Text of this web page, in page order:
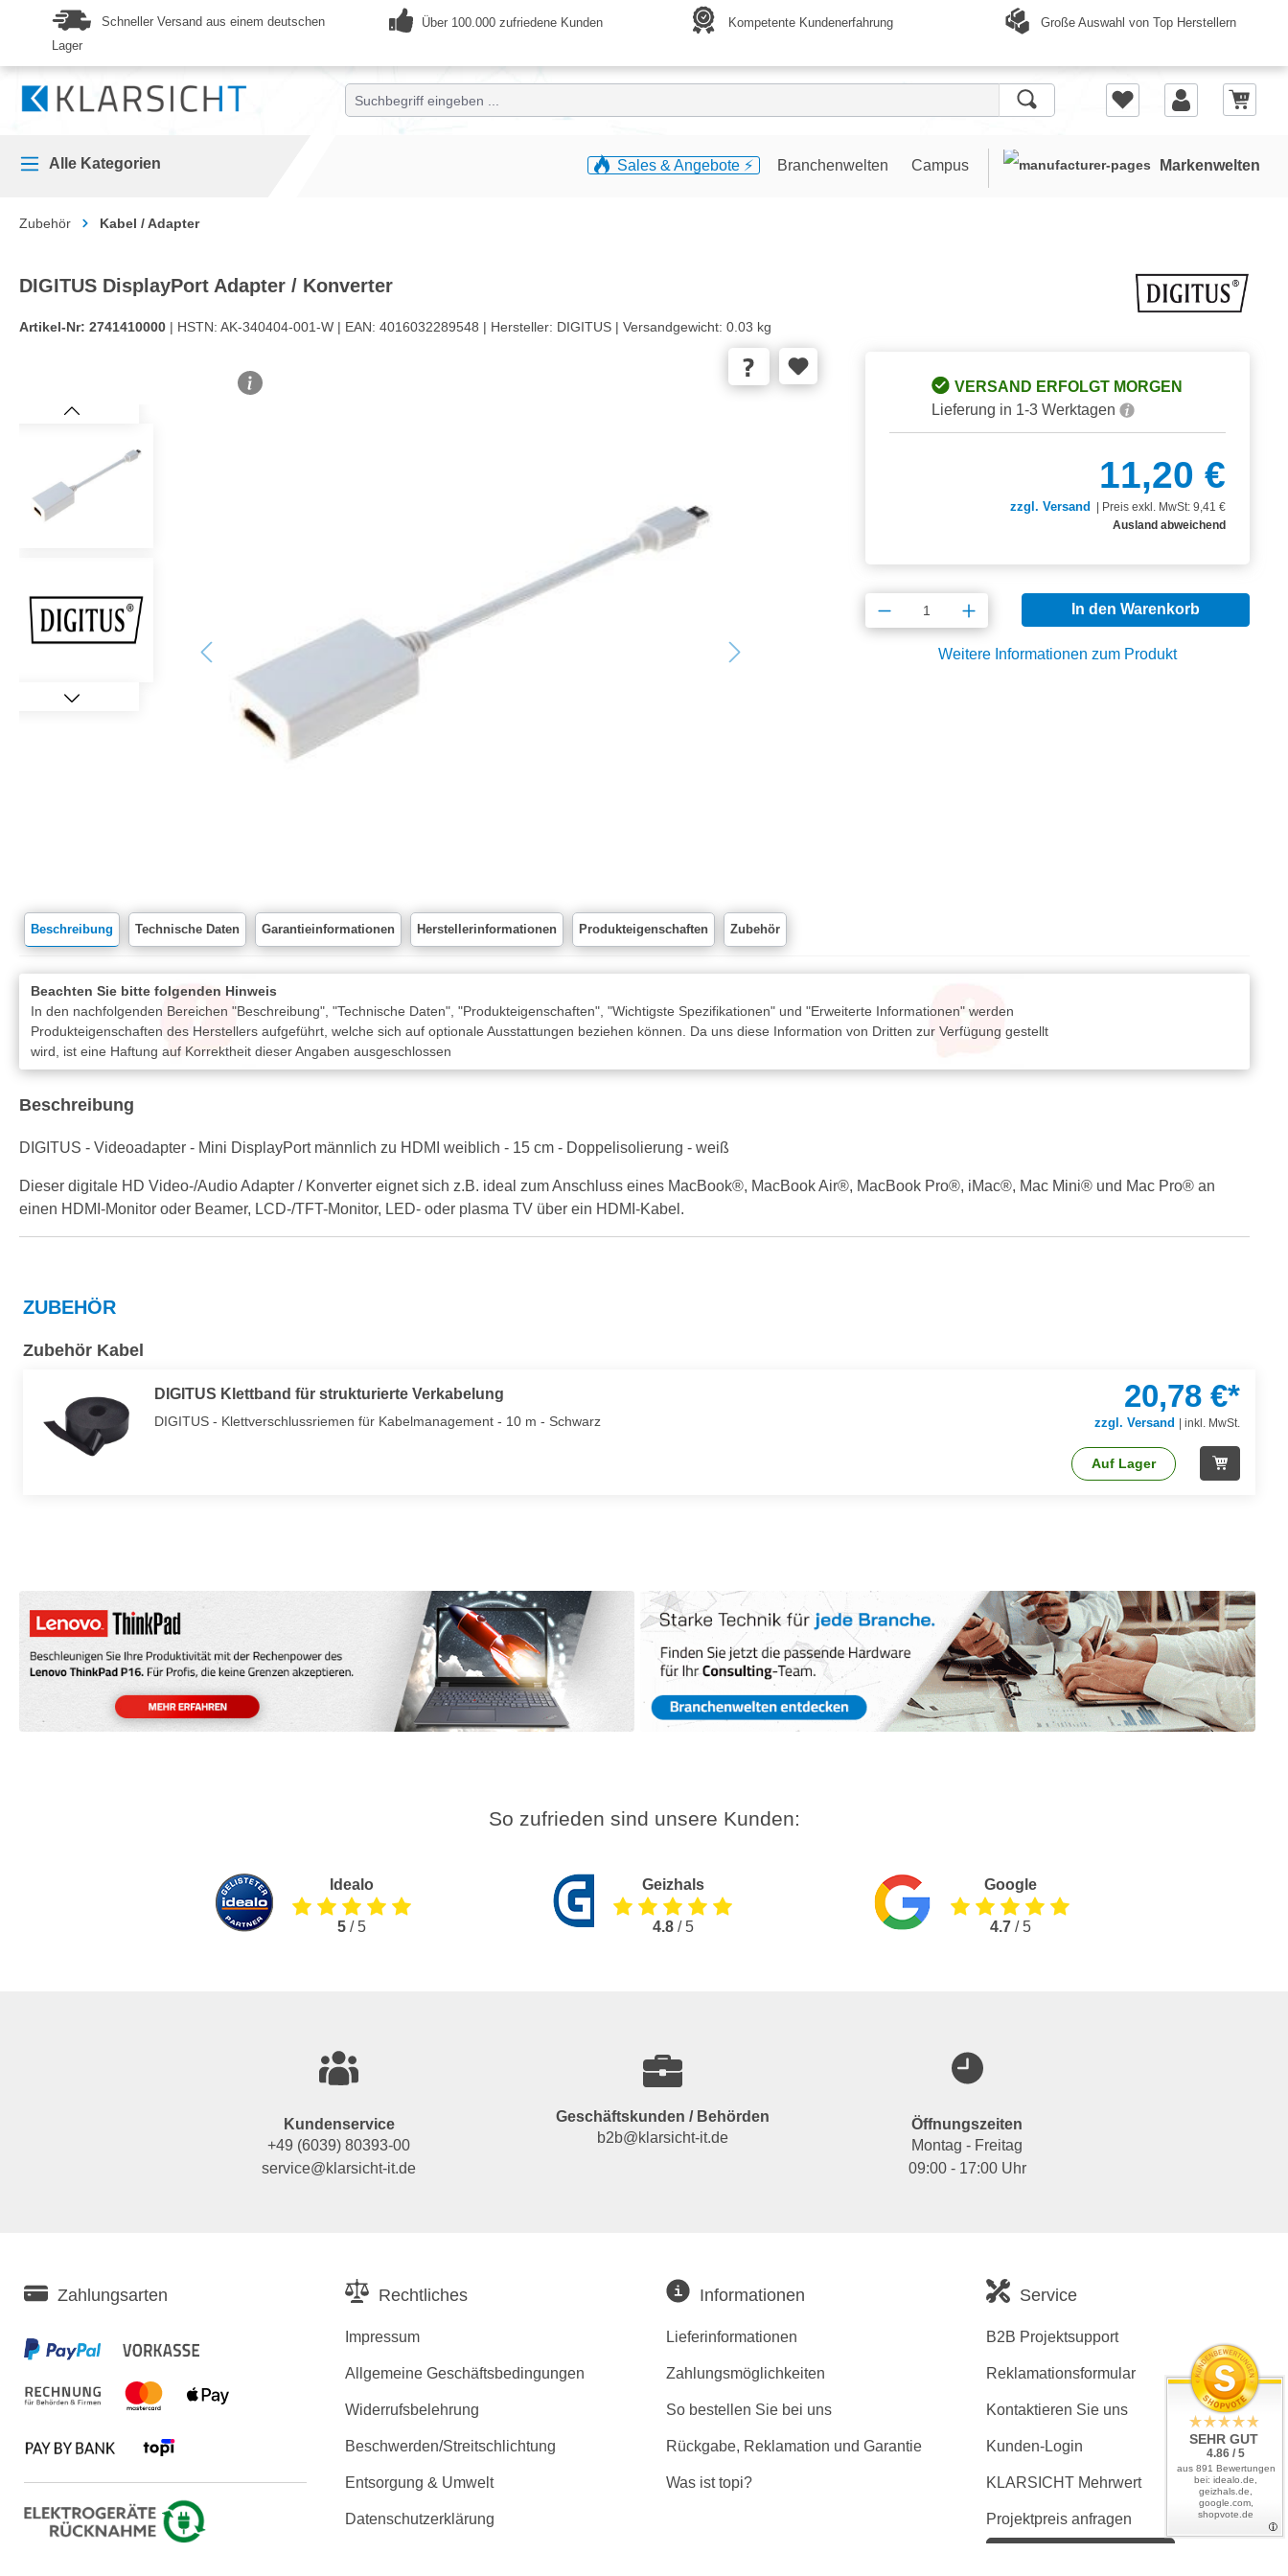
Zur Hauptnavigation springen
Schneller Versand aus einem deutschen
Lager
Über 100.000 zufriedene Kunden Kompetente Kundenerfahrung Große Auswahl von Top Herstellern
Alle Kategorien Sales & Angebote ⚡️ Branchenwelten Campus Markenwelten
Zubehör Kabel / Adapter
DIGITUS DisplayPort Adapter / Konverter
Artikel-Nr: 2741410000 | HSTN: AK-340404-001-W | EAN: 4016032289548 | Hersteller: DIGITUS | Versandgewicht: 0.03 kg
Bildergalerie überspringen
VERSAND ERFOLGT MORGEN
Lieferung in 1-3 Werktagen
11,20 €
zzgl. Versand | Preis exkl. MwSt: 9,41 €
Ausland abweichend
Produkt Anzahl: Gib den gewünschten
In den Warenkorb
Weitere Informationen zum Produkt
Beschreibung Technische Daten Garantieinformationen Herstellerinformationen Produkteigenschaften Zubehör
Beachten Sie bitte folgenden Hinweis
In den nachfolgenden Bereichen "Beschreibung", "Technische Daten", "Produkteigenschaften", "Wichtigste Spezifikationen" und "Erweiterte Informationen" werden
Produkteigenschaften des Herstellers aufgeführt, welche sich auf optionale Ausstattungen beziehen können. Da uns diese Information von Dritten zur Verfügung gestellt
wird, ist eine Haftung auf Korrektheit dieser Angaben ausgeschlossen
Beschreibung
DIGITUS - Videoadapter - Mini DisplayPort männlich zu HDMI weiblich - 15 cm - Doppelisolierung - weiß
Dieser digitale HD Video-/Audio Adapter / Konverter eignet sich z.B. ideal zum Anschluss eines MacBook®, MacBook Air®, MacBook Pro®, iMac®, Mac Mini® und Mac Pro® an
einen HDMI-Monitor oder Beamer, LCD-/TFT-Monitor, LED- oder plasma TV über ein HDMI-Kabel.
ZUBEHÖR
Zubehör Kabel
DIGITUS Klettband für strukturierte Verkabelung
DIGITUS - Klettverschlussriemen für Kabelmanagement - 10 m - Schwarz
20,78 €*
zzgl. Versand |inkl. MwSt.
Auf Lager
So zufrieden sind unsere Kunden:
Idealo
5/ 5
Geizhals
4.8/ 5
Google
4.7/ 5
Kundenservice
+49 (6039) 80393-00
service@klarsicht-it.de
Geschäftskunden / Behörden
b2b@klarsicht-it.de
Öffnungszeiten
Montag - Freitag
09:00 - 17:00 Uhr
Zahlungsarten Rechtliches
Impressum
Allgemeine Geschäftsbedingungen
Widerrufsbelehrung
Beschwerden/Streitschlichtung
Entsorgung & Umwelt
Datenschutzerklärung
Informationen
Lieferinformationen
Zahlungsmöglichkeiten
So bestellen Sie bei uns
Rückgabe, Reklamation und Garantie
Was ist topi?
Service
B2B Projektsupport
Reklamationsformular
Kontaktieren Sie uns
Kunden-Login
KLARSICHT Mehrwert
Projektpreis anfragen
SEHR GUT
4.86 / 5
aus 891 Bewertungen
bei: idealo.de,
geizhals.de,
google.com,
shopvote.de